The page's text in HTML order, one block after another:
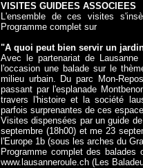
VISITES GUIDEES ASSOCIEES
L'ensemble de ces visites
Programme complet sur
"A quoi peut bien servir un
Avec le partenariat de
l'occasion une balade sur le
milieu urbain. Du parc Mon-
passant par l'esplanade
travers l'histoire et la société
parfois surprenantes de ces
Visites dispensées par un guide
septembre (18h00) et me 23
l'Europe 1b (sous les arches du
Programme complet des balades
www.lausanneroule.ch (Les